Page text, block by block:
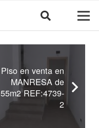
Piso en venta en
MANRESA de
55m2 REF:4739-
2